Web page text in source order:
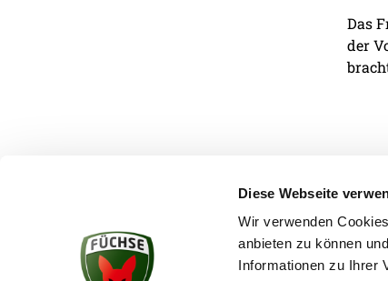
Diese Webseite
Wir verwenden
anbieten zu können
Informationen zu Ihrer
Das
der
KONTAKT